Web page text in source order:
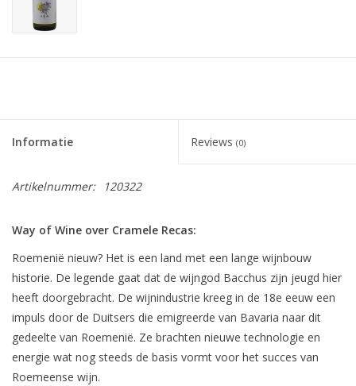
Informatie Reviews (0)
Artikelnummer: 120322
Way of Wine over Cramele Recas:
Roemenië nieuw? Het is een land met een lange wijnbouw
historie. De legende gaat dat de wijngod Bacchus zijn jeugd hier
heeft doorgebracht. De wijnindustrie kreeg in de 18e eeuw een
impuls door de Duitsers die emigreerde van Bavaria naar dit
gedeelte van Roemenië. Ze brachten nieuwe technologie en
energie wat nog steeds de basis vormt voor het succes van
Roemeense wijn.